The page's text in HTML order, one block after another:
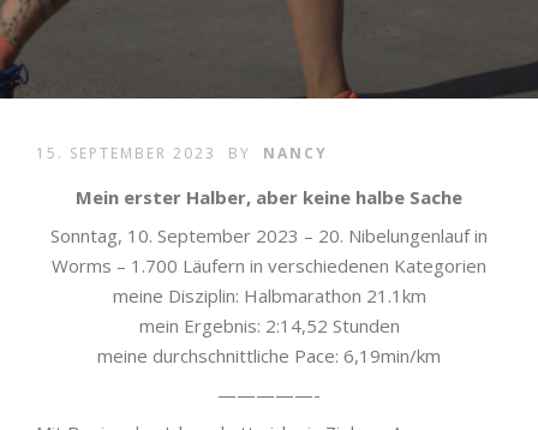
15. SEPTEMBER 2023 BY NANCY
Mein erster Halber, aber keine halbe Sache
Sonntag, 10. September 2023 – 20. Nibelungenlauf in
Worms – 1.700 Läufern in verschiedenen Kategorien
meine Disziplin: Halbmarathon 21.1km
mein Ergebnis: 2:14,52 Stunden
meine durchschnittliche Pace: 6,19min/km
—————-